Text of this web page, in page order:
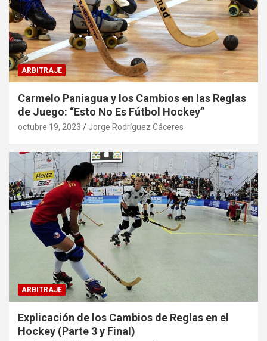
ARBITRAJE
Carmelo Paniagua y los Cambios en las Reglas
de Juego: “Esto No Es Fútbol Hockey”
octubre 19, 2023 Jorge Rodríguez Cáceres
ARBITRAJE
Explicación de los Cambios de Reglas en el
Hockey (Parte 3 y Final)